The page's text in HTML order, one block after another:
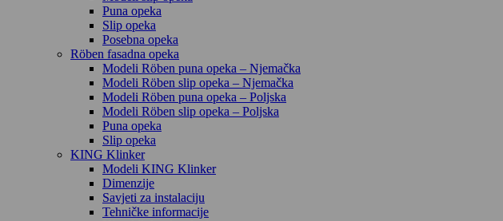
Puna opeka
Slip opeka
Posebna opeka
Röben fasadna opeka
Modeli Röben puna opeka – Njemačka
Modeli Röben slip opeka – Njemačka
Modeli Röben puna opeka – Poljska
Modeli Röben slip opeka – Poljska
Puna opeka
Slip opeka
KING Klinker
Modeli KING Klinker
Dimenzije
Savjeti za instalaciju
Tehničke informacije